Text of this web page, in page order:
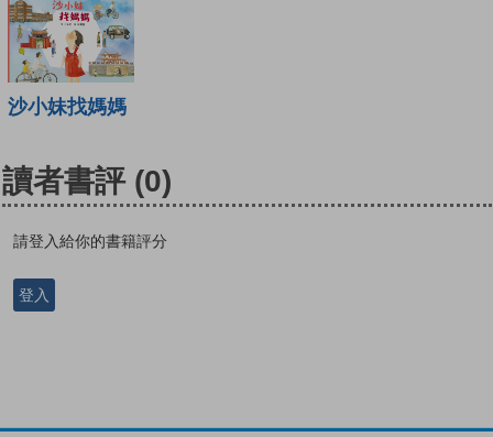
沙小妹找媽媽
讀者書評 (0)
請登入給你的書籍評分
登入